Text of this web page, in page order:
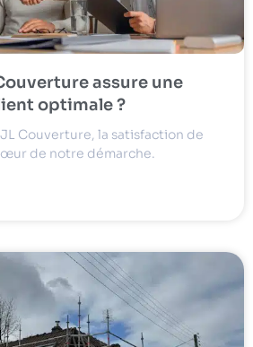
assure une
optimale ?
Couverture, la satisfaction de
de notre démarche.